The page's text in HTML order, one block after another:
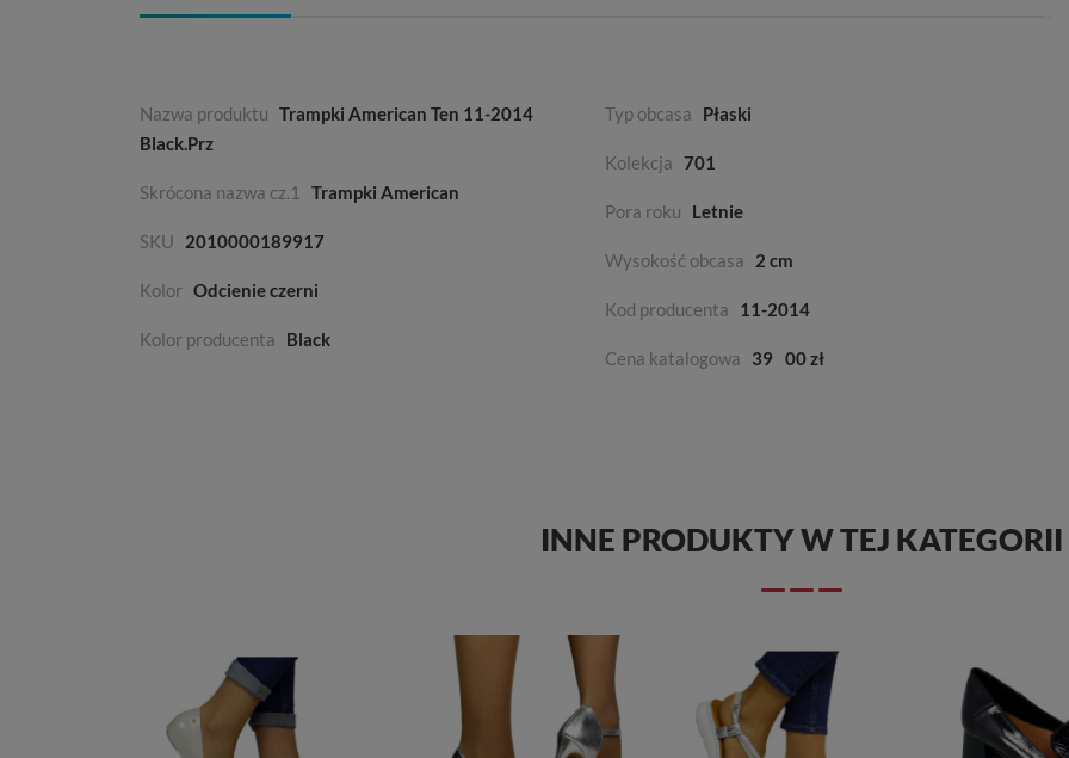
Nazwa produktu Trampki American Ten 11-2014
Black.Prz
Skrócona nazwa cz.1 Trampki American
SKU 2010000189917
Kolor Odcienie czerni
Kolor producenta Black
Typ obcasa Płaski
Kolekcja 701
Pora roku Letnie
Wysokość obcasa 2 cm
Kod producenta 11-2014
Cena katalogowa 39 00 zł
INNE PRODUKTY W TEJ KATEGORII